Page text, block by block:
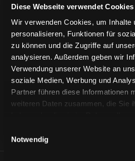
Diese Webseite verwendet Cookies
Wir verwenden Cookies, um Inhalte
personalisieren, Funktionen für
zu können und die Zugriffe auf
analysieren. Außerdem geben wir
Verwendung unserer Website an
soziale Medien, Werbung und
Partner führen diese Informationen
weiteren Daten zusammen, die Sie
Notwendig
CAPS &
CAPS &
CAPS &